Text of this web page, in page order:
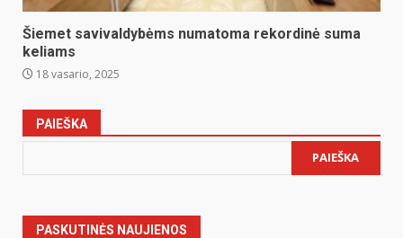
Šiemet savivaldybėms numatoma rekordinė suma
keliams
18 vasario, 2025
PAIEŠKA
PAIEŠKA
PASKUTINĖS NAUJIENOS